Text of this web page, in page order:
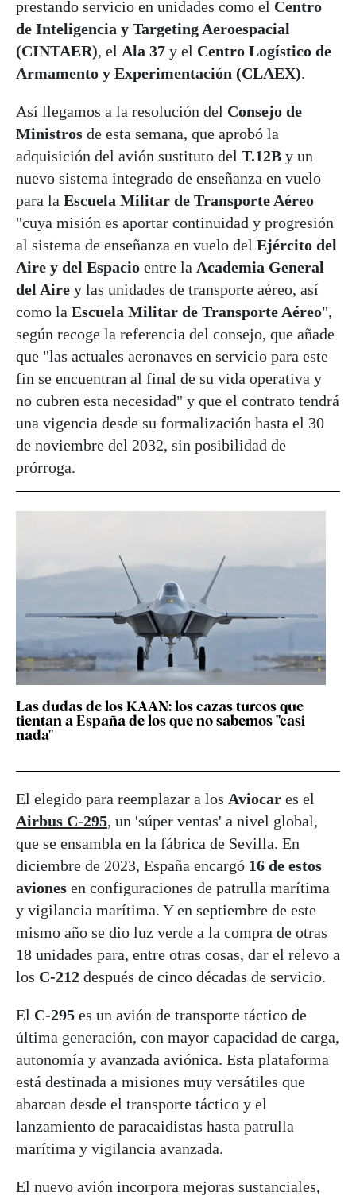
prestando servicio en unidades como el Centro
de Inteligencia y Targeting Aeroespacial
(CINTAER), el Ala 37 y el Centro Logístico de
Armamento y Experimentación (CLAEX).
Así llegamos a la resolución del Consejo de
Ministros de esta semana, que aprobó la
adquisición del avión sustituto del T.12B y un
nuevo sistema integrado de enseñanza en vuelo
para la Escuela Militar de Transporte Aéreo
"cuya misión es aportar continuidad y progresión
al sistema de enseñanza en vuelo del Ejército del
Aire y del Espacio entre la Academia General
del Aire y las unidades de transporte aéreo, así
como la Escuela Militar de Transporte Aéreo",
según recoge la referencia del consejo, que añade
que "las actuales aeronaves en servicio para este
fin se encuentran al final de su vida operativa y
no cubren esta necesidad" y que el contrato tendrá
una vigencia desde su formalización hasta el 30
de noviembre del 2032, sin posibilidad de
prórroga.
Las dudas de los KAAN: los cazas turcos que
tientan a España de los que no sabemos "casi
nada"
El elegido para reemplazar a los Aviocar es el
Airbus C-295, un 'súper ventas' a nivel global,
que se ensambla en la fábrica de Sevilla. En
diciembre de 2023, España encargó 16 de estos
aviones en configuraciones de patrulla marítima
y vigilancia marítima. Y en septiembre de este
mismo año se dio luz verde a la compra de otras
18 unidades para, entre otras cosas, dar el relevo a
los C-212 después de cinco décadas de servicio.
El C-295 es un avión de transporte táctico de
última generación, con mayor capacidad de carga,
autonomía y avanzada aviónica. Esta plataforma
está destinada a misiones muy versátiles que
abarcan desde el transporte táctico y el
lanzamiento de paracaidistas hasta patrulla
marítima y vigilancia avanzada.
El nuevo avión incorpora mejoras sustanciales,